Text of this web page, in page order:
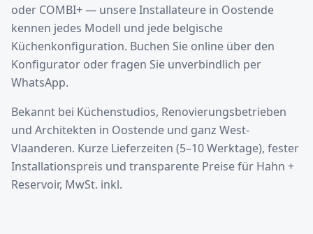
oder COMBI+ — unsere Installateure in Oostende
kennen jedes Modell und jede belgische
Küchenkonfiguration. Buchen Sie online über den
Konfigurator oder fragen Sie unverbindlich per
WhatsApp.
Bekannt bei Küchenstudios, Renovierungsbetrieben
und Architekten in Oostende und ganz West-
Vlaanderen. Kurze Lieferzeiten (5–10 Werktage), fester
Installationspreis und transparente Preise für Hahn +
Reservoir, MwSt. inkl.